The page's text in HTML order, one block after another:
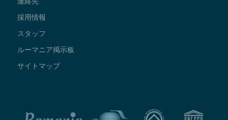
採用情報
スタッフ
ルーマニア掲示板
サイトマップ